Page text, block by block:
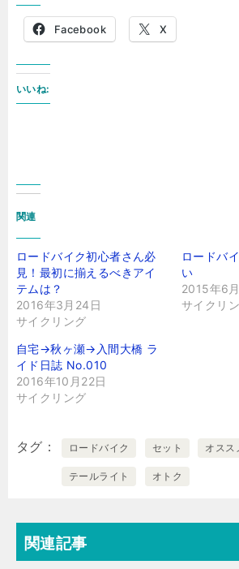
Facebook X
いいね:
関連
ロードバイク初心者さん必
見！最初に揃えるべきアイ
テムは？
2016年3月24日
サイクリング
ロードバ
い
2015年6
サイクリ
自宅→秋ヶ瀬→入間大橋 ラ
イド日誌 No.010
2016年10月22日
サイクリング
タグ ロードバイク セット オスス
テールライト オトク
関連記事